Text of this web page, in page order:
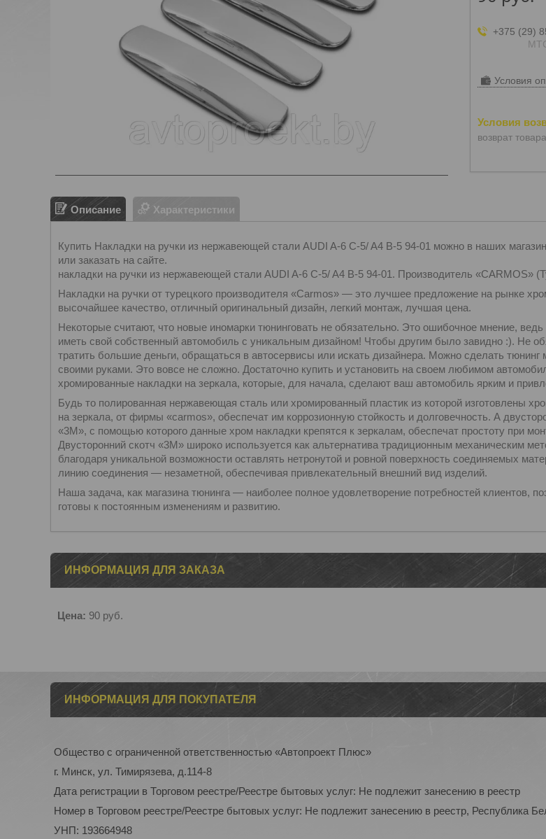
+375 (29)
Условия
возврат
Описание Характеристики
Купить Накладки на ручки из нержавеющей стали AUDI A-6 C-5/ A4 B-5 94-01 можно в наших
или заказать на сайте.
накладки на ручки из нержавеющей стали AUDI A-6 C-5/ A4 B-5 94-01. Производитель «CARMOS»
Накладки на ручки от турецкого производителя «Carmos» — это лучшее предложение на рынке
высочайшее качество, отличный оригинальный дизайн, легкий монтаж, лучшая цена.
Некоторые считают, что новые иномарки тюнинговать не обязательно. Это ошибочное мнение, ведь
иметь свой собственный автомобиль с уникальным дизайном! Чтобы другим было завидно :). Не
тратить большие деньги, обращаться в автосервисы или искать дизайнера. Можно сделать
своими руками. Это вовсе не сложно. Достаточно купить и установить на своем любимом
хромированные накладки на зеркала, которые, для начала, сделают ваш автомобиль ярким и
Будь то полированная нержавеющая сталь или хромированный пластик из которой изготовлены
на зеркала, от фирмы «carmos», обеспечат им коррозионную стойкость и долговечность. А
«3М», с помощью которого данные хром накладки крепятся к зеркалам, обеспечат простоту при
Двусторонний скотч «3М» широко используется как альтернатива традиционным механическим
благодаря уникальной возможности оставлять нетронутой и ровной поверхность соединяемых
линию соединения — незаметной, обеспечивая привлекательный внешний вид изделий.
Наша задача, как магазина тюнинга — наиболее полное удовлетворение потребностей клиентов,
готовы к постоянным изменениям и развитию.
ИНФОРМАЦИЯ ДЛЯ ЗАКАЗА
Цена: 90 руб.
ИНФОРМАЦИЯ ДЛЯ ПОКУПАТЕЛЯ
Общество с ограниченной ответственностью «Автопроект Плюс»
г. Минск, ул. Тимирязева, д.114-8
Дата регистрации в Торговом реестре/Реестре бытовых услуг: Не подлежит занесению в реестр
Номер в Торговом реестре/Реестре бытовых услуг: Не подлежит занесению в реестр, Республика
УНП: 193664948